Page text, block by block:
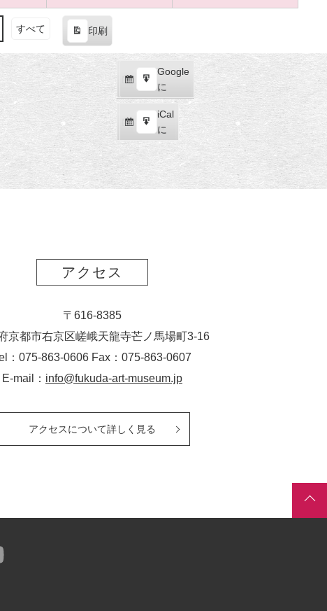
）
月
イ
月
イ
）
年
日
（土）
件
ン
ト)
年
日
（日）
件
ン
ト)
すべて 印刷
Google
で
購
読
iCal
で
購
Google
に
エ
ク
ス
ポ
ー
ト
iCal
に
エ
ポ
ー
アクセス
〒616-8385
京都市右京区嵯峨天龍寺芒ノ馬場町3-16
：075-863-0606 Fax：075-863-0607
E-mail： info@fukuda-art-museum.jp
アクセスについて詳しく見る